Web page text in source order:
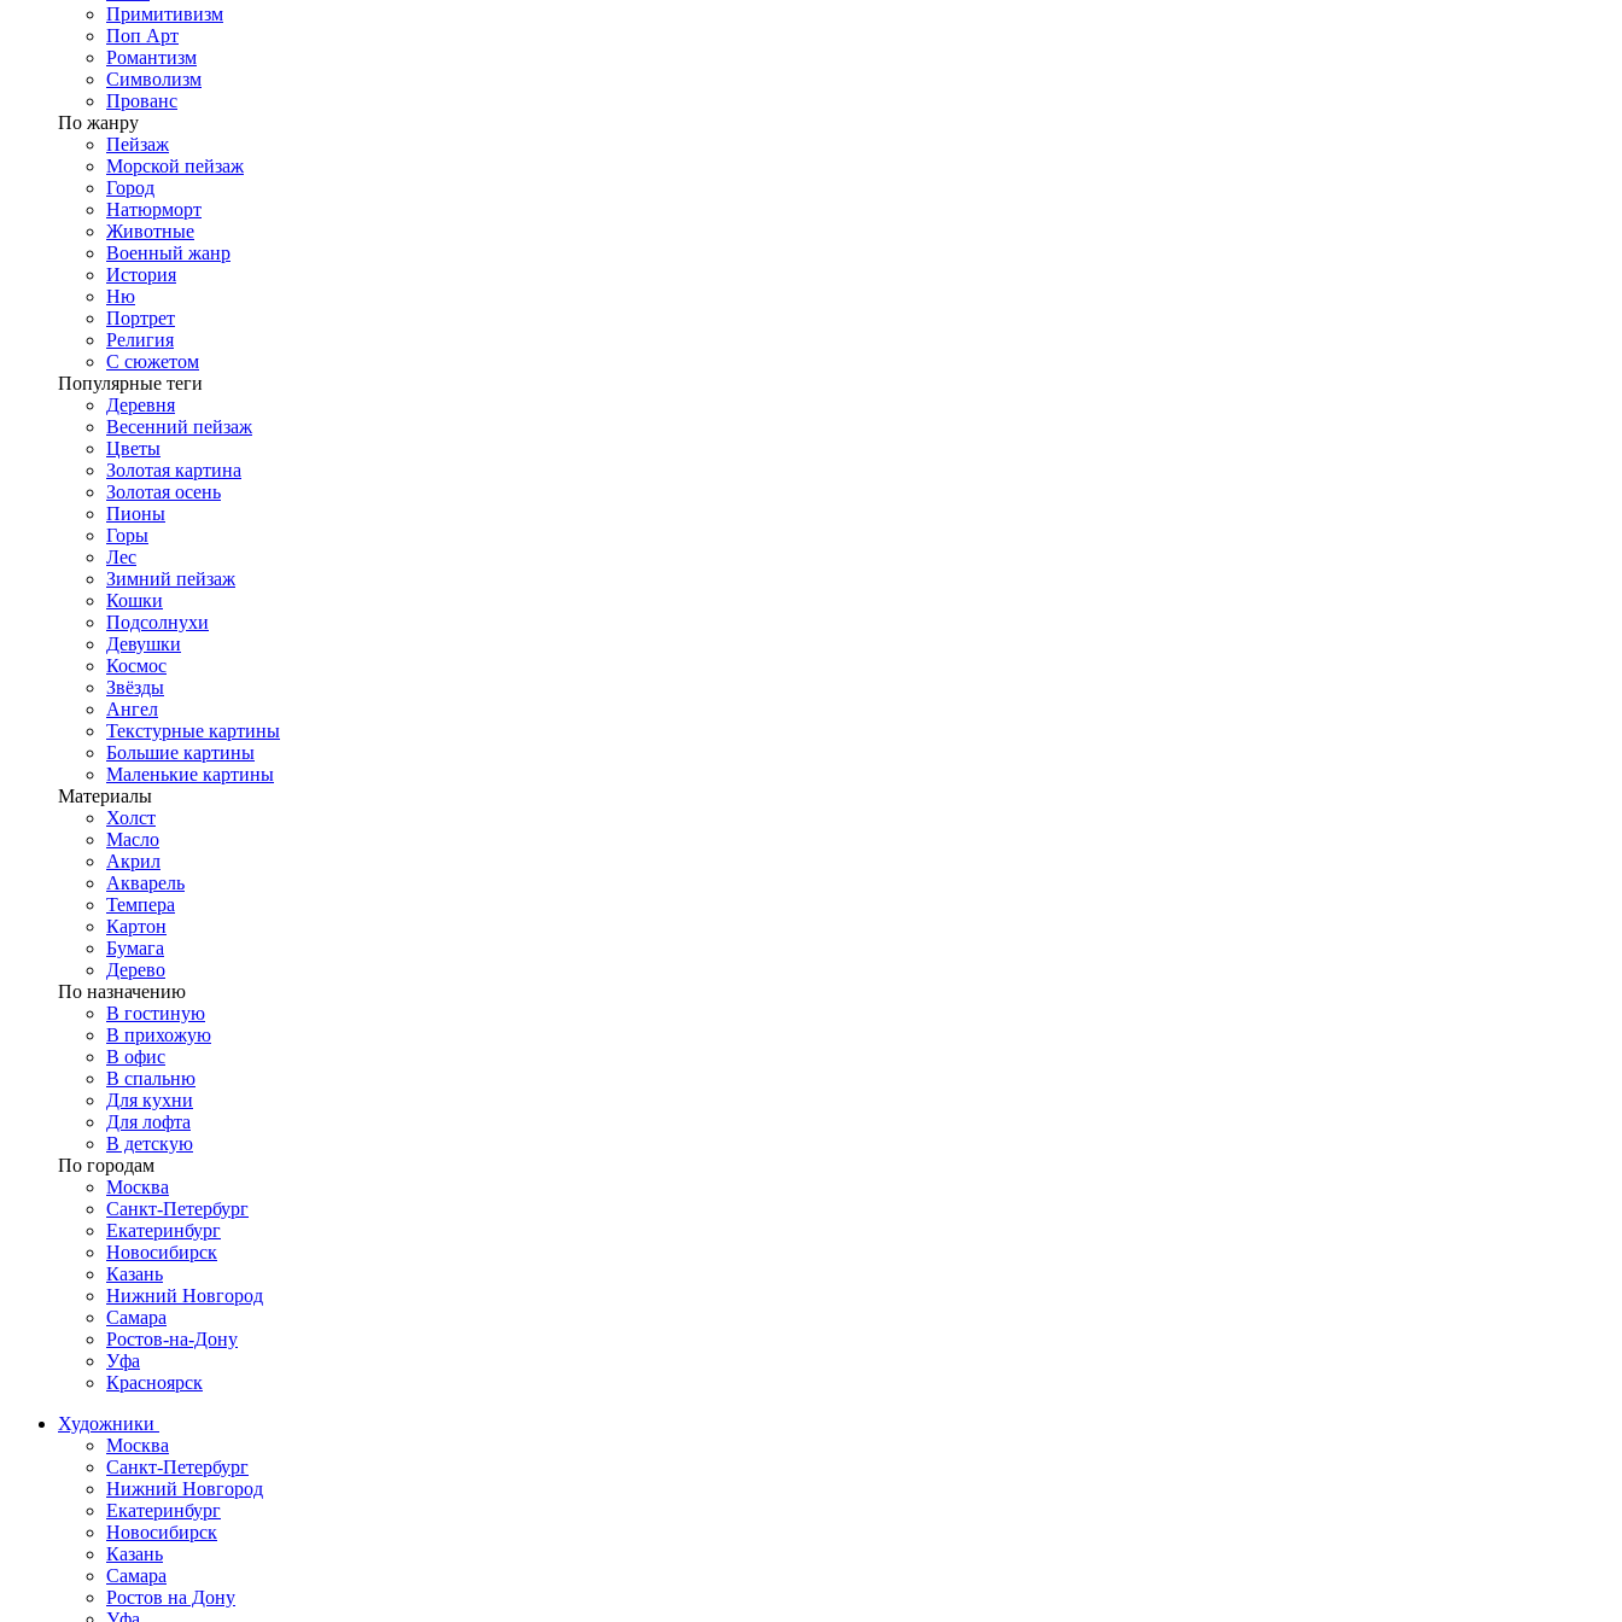
Примитивизм
Поп Арт
Романтизм
Символизм
Прованс
По жанру
Пейзаж
Морской пейзаж
Город
Натюрморт
Животные
Военный жанр
История
Ню
Портрет
Религия
С сюжетом
Популярные теги
Деревня
Весенний пейзаж
Цветы
Золотая картина
Золотая осень
Пионы
Горы
Лес
Зимний пейзаж
Кошки
Подсолнухи
Девушки
Космос
Звёзды
Ангел
Текстурные картины
Большие картины
Маленькие картины
Материалы
Холст
Масло
Акрил
Акварель
Темпера
Картон
Бумага
Дерево
По назначению
В гостиную
В прихожую
В офис
В спальню
Для кухни
Для лофта
В детскую
По городам
Москва
Санкт-Петербург
Екатеринбург
Новосибирск
Казань
Нижний Новгород
Самара
Ростов-на-Дону
Уфа
Красноярск
Художники
Москва
Санкт-Петербург
Нижний Новгород
Екатеринбург
Новосибирск
Казань
Самара
Ростов на Дону